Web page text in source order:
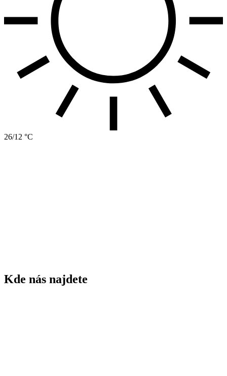
26/12 °C
Kde nás najdete